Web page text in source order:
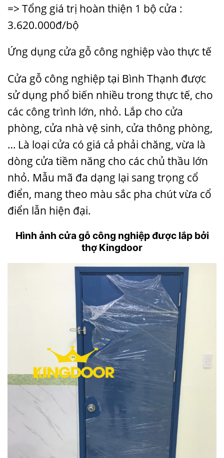
=> Tổng giá trị hoàn thiện 1 bộ cửa :
3.620.000đ/bộ
Ứng dụng cửa gỗ công nghiệp vào thực tế
Cửa gỗ công nghiệp tại Bình Thạnh được
sử dụng phổ biến nhiều trong thực tế, cho
các công trình lớn, nhỏ. Lắp cho cửa
phòng, cửa nhà vệ sinh, cửa thông phòng,
… Là loại cửa có giá cả phải chăng, vừa là
dòng cửa tiềm năng cho các chủ thầu lớn
nhỏ. Mẫu mã đa dạng lại sang trọng cổ
điển, mang theo màu sắc pha chút vừa cổ
điển lẫn hiện đại.
Hình ảnh cửa gỗ công nghiệp được lắp bởi
thợ Kingdoor